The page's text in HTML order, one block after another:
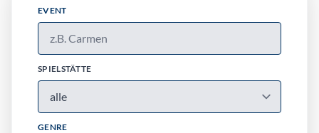
EVENT
SPIELSTÄTTE
GENRE